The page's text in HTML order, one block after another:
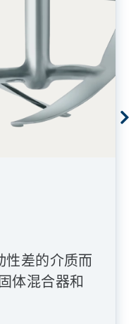
性差的介质而
体混合器和